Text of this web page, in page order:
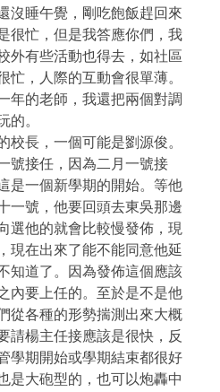
沒睡午覺，剛吃飽飯趕回來
很忙，但是我答應你們，我
外有些活動也得去，如社區
忙，人際的互動會很單薄。
年的老師，我還把兩個對調
的。
校長，一個可能是劉源俊。
號接任，因為二月一號接
是一個新學期的開始。等他
一號，他要回頭去東吳那邊
選他的就會比較慢發佈，現
現在出來了能不能同意他延
知道了。因為發佈這個應該
內要上任的。至於是不是他
從各種的形勢揣測出來大概
請楊主任接應該是很快，反
學期開始或學期結束都很好
是大砲型的，也可以炮轟中